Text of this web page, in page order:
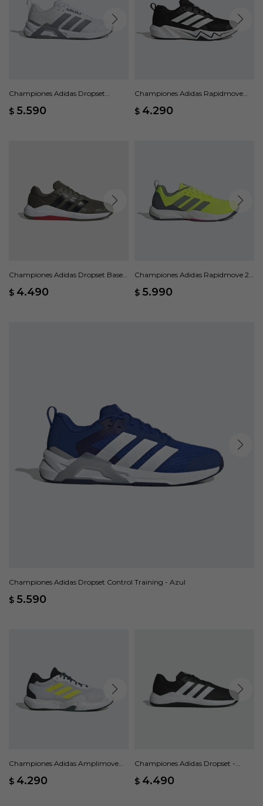
Championes Adidas Dropset
$ 5.590
Championes Adidas Rapidmove
$ 4.290
Championes Adidas Dropset Base -
$ 4.490
Championes Adidas Rapidmove 2 -
$ 5.990
Championes Adidas Dropset Control Training - Azul
$ 5.590
Championes Adidas Amplimove
$ 4.290
Championes Adidas Dropset -
$ 4.490